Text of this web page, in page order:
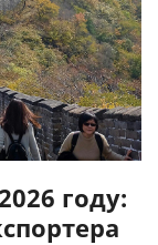
году: